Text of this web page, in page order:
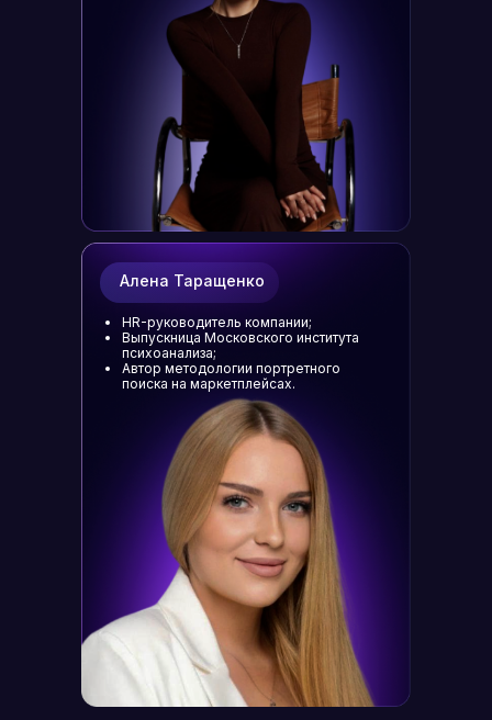
Алена Таращенко
HR-руководитель компании;
Выпускница Московского института
психоанализа;
Автор методологии портретного
поиска на маркетплейсах.